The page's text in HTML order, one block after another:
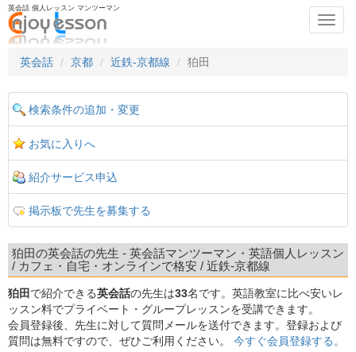
英会話 個人レッスン マンツーマン
英会話
京都 近鉄-京都線 狛田
検索条件の追加・変更
お気に入りへ
紹介サービス申込
掲示板で先生を募集する
狛田の英会話の先生 - 英会話マンツーマン・英語個人レッスン
/ カフェ・自宅・オンラインで格安 / 近鉄-京都線
狛田 で紹介できる英会話の先生は33名です。英語教室に比べ安いレ
ッスン料でプライベート・グループレッスンを受講できます。
会員登録後、先生に対して質問メールを送付できます。登録および
質問は無料ですので、ぜひご利用ください。 今すぐ会員登録する。